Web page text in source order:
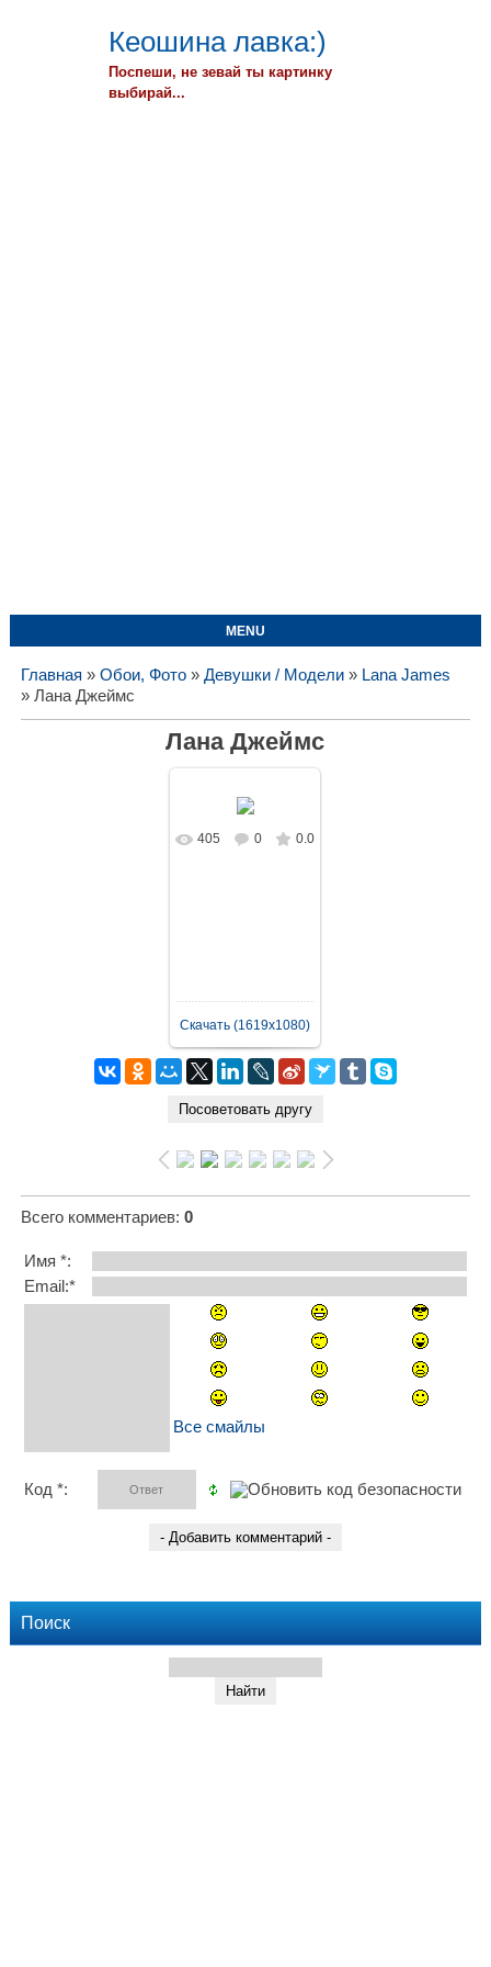
Кеошина лавка:)
Поспеши, не зевай ты картинку
выбирай...
MENU
Главная » Обои, Фото» Девушки / Модели» Lana James
» Лана Джеймс
Лана Джеймс
В реальном
405 0 0.0
Скачать (1619x1080)
Всего комментариев: 0
Имя *:
Email:*
Все смайлы
Код *:
Поиск